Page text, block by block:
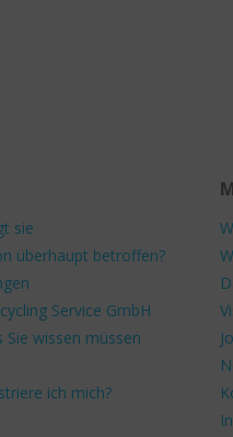
sie
überhaupt betroffen?
Service GmbH
Sie wissen müssen
ich mich?